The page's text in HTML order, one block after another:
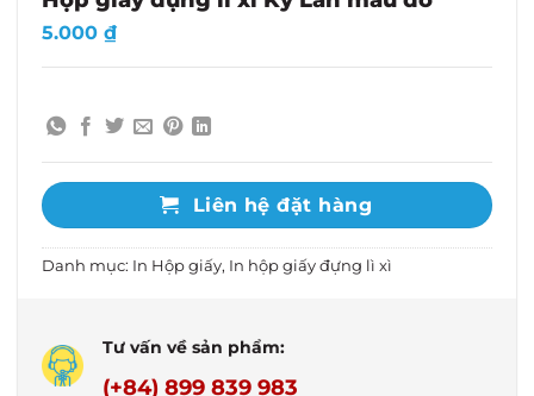
5.000 ₫
Liên hệ đặt hàng
Danh mục: In Hộp giấy, In hộp giấy đựng lì xì
Tư vấn về sản phẩm:
(+84) 899 839 983